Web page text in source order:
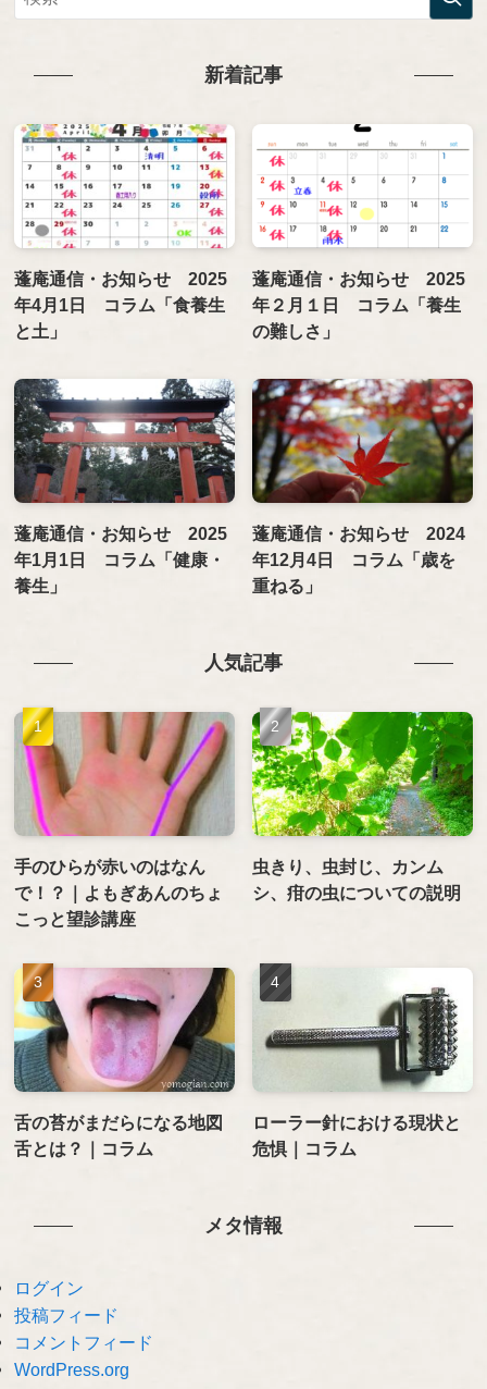
新着記事
蓬庵通信・お知らせ 2025
年4月1日 コラム「食養生
と土」
蓬庵通信・お知らせ 2025
年２月１日 コラム「養生
の難しさ」
蓬庵通信・お知らせ 2025
年1月1日 コラム「健康・
養生」
蓬庵通信・お知らせ 2024
年12月4日 コラム「歳を
重ねる」
人気記事
手のひらが赤いのはなん
で！？｜よもぎあんのちょ
こっと望診講座
虫きり、虫封じ、カンム
シ、疳の虫についての説明
舌の苔がまだらになる地図
舌とは？｜コラム
ローラー針における現状と
危惧｜コラム
メタ情報
ログイン
投稿フィード
コメントフィード
WordPress.org